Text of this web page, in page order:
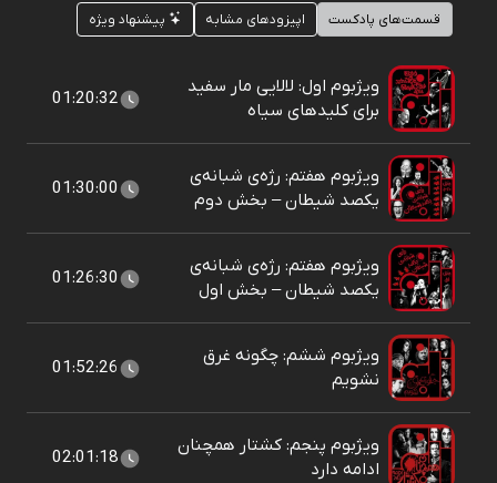
قسمت‌های پادکست اپیزودهای مشابه پیشنهاد ویژه
ویژبوم اول: لالایی مار سفید
برای کلیدهای سیاه
01:20:32
ویژبوم هفتم: رژه‌ی شبانه‌ی
یکصد شیطان – بخش دوم
01:30:00
ویژبوم هفتم: رژه‌ی شبانه‌ی
یکصد شیطان – بخش اول
01:26:30
ویژبوم ششم: چگونه غرق
نشویم
01:52:26
ویژبوم پنجم: کشتار همچنان
ادامه دارد
02:01:18